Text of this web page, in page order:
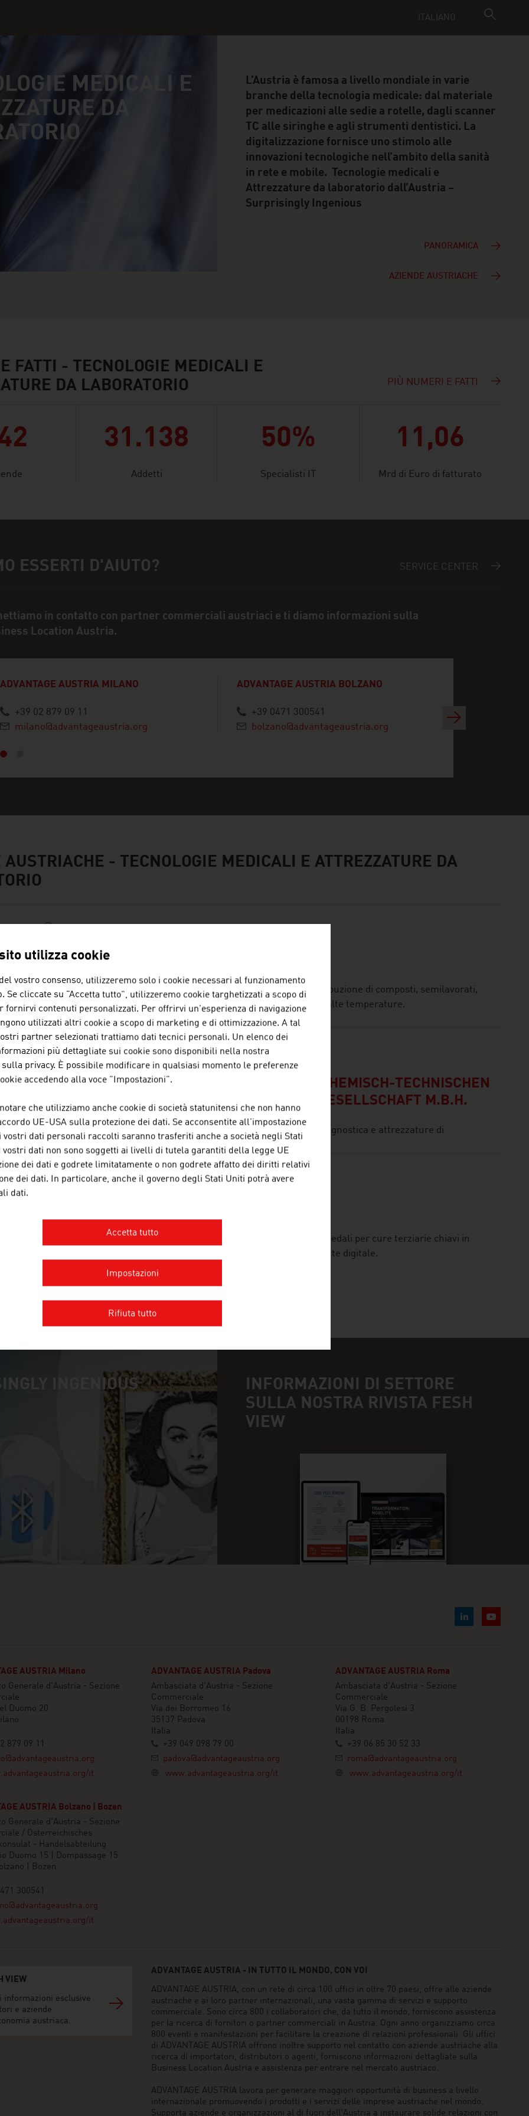
ITALIANO
MEDICALI E
DA
L’Austria è famosa a livello mondiale in varie
branche della tecnologia medicale: dal materiale
per medicazioni alle sedie a rotelle, dagli scanner
TC alle siringhe e agli strumenti dentistici. La
digitalizzazione fornisce uno stimolo alle
innovazioni tecnologiche nell’ambito della sanità
in rete e mobile. Tecnologie medicali e
Attrezzature da laboratorio dall’Austria –
Surprisingly Ingenious
PANORAMICA
AZIENDE AUSTRIACHE
FATTI - TECNOLOGIE MEDICALI E
DA LABORATORIO
PIÙ NUMERI E FATTI
31.138
Addetti
50%
Specialisti IT
11,06
Mrd di Euro di fatturato
di contatto
ESSERTI D'AIUTO? SERVICE CENTER
in contatto con partner commerciali austriaci e ti diamo informazioni sulla
Location Austria.
ADVANTAGE AUSTRIA MILANO
+39 02 879 09 11
milano@advantageaustria.org
ADVANTAGE AUSTRIA BOLZANO
+39 0471 300541
bolzano@advantageaustria.org
Successivo
- TECNOLOGIE MEDICALI E ATTREZZATURE DA
ENSINGER SINTIMID GMBH
Ensinger Sintimid GmbH si occupa della produzione e della distribuzione di composti, semilavorati,
compositi, pezzi finiti e profili in materie plastiche resistenti alle alte temperature.
DIALAB PRODUKTION UND VERTRIEB VON CHEMISCH-TECHNISCHEN
PRODUKTEN UND LABORINSTRUMENTEN GESELLSCHAFT M.B.H.
Dialab, con sede a Wiener Neudorf, produce e commercializza diagnostica e attrezzature di
laboratorio.
AME costruisce infrastrutture sanitarie all'avanguardia, dagli ospedali per cure terziarie chiavi in
mano alle apparecchiature mediche fino alle soluzioni per la salute digitale.
INGENIOUS
INFORMAZIONI DI SETTORE
SULLA NOSTRA RIVISTA FESH
VIEW
AUSTRIA Milano
Generale d'Austria - Sezione
Duomo 20
879 09 11
it
ADVANTAGE AUSTRIA Padova
Ambasciata d'Austria - Sezione
Commerciale
Via dei Borromeo 16
35137 Padova
Italia
+39 049 098 79 00
padova@advantageaustria.org
www.advantageaustria.org/it
ADVANTAGE AUSTRIA Roma
Ambasciata d'Austria - Sezione
Commerciale
Via G. B. Pergolesi 3
00198 Roma
Italia
+39 06 85 30 52 33
roma@advantageaustria.org
www.advantageaustria.org/it
AUSTRIA Bolzano | Bozen
Generale d'Austria - Sezione
/ Österreichisches
- Handelsabteilung
Duomo 15 | Dompassage 15
| Bozen
300541
it
VIEW
informazioni esclusive
e aziende
austriaca.
ADVANTAGE AUSTRIA - IN TUTTO IL MONDO, CON VOI
ADVANTAGE AUSTRIA, con un rete di circa 100 uffici in oltre 70 paesi, offre alle aziende
austriache e ai loro partner internazionali, una vasta gamma di servizi e supporto
commerciale. Sono circa 800 i collaboratori che, da tutto il mondo, forniscono assistenza
per la ricerca di fornitori o partner commerciali in Austria. Ogni anno organizziamo circa
800 eventi e manifestazioni per facilitare la creazione di relazioni professionali. Gli uffici
di ADVANTAGE AUSTRIA offrono inoltre supporto nel contatto con aziende austriache alla
ricerca di importatori, distributori o agenti, forniscono informazioni dettagliate sulla
Business Location Austria e assistenza per entrare nel mercato austriaco.
ADVANTAGE AUSTRIA lavora per generare maggiori opportunità di business a livello
internazionale promuovendo i prodotti e i servizi delle imprese austriache nel mondo.
Supporta aziende e organizzazioni al di fuori dell'Austria a instaurare solide relazioni con
utilizza cookie
vostro consenso, utilizzeremo solo i cookie necessari al funzionamento
Se cliccate su "Accetta tutto", utilizzeremo cookie targhetizzati a scopo di
fornirvi contenuti personalizzati. Per offrirvi un'esperienza di navigazione
utilizzati altri cookie a scopo di marketing e di ottimizzazione. A tal
partner selezionati trattiamo dati tecnici personali. Un elenco dei
più dettagliate sui cookie sono disponibili nella nostra
privacy. È possibile modificare in qualsiasi momento le preferenze
accedendo alla voce "Impostazioni".
che utilizziamo anche cookie di società statunitensi che non hanno
UE-USA sulla protezione dei dati. Se acconsentite all'impostazione
vostri dati personali raccolti saranno trasferiti anche a società negli Stati
vostri dati non sono soggetti ai livelli di tutela garantiti della legge UE
dei dati e godrete limitatamente o non godrete affatto dei diritti relativi
dei dati. In particolare, anche il governo degli Stati Uniti potrà avere
dati.
Accetta tutto
Impostazioni
Rifiuta tutto